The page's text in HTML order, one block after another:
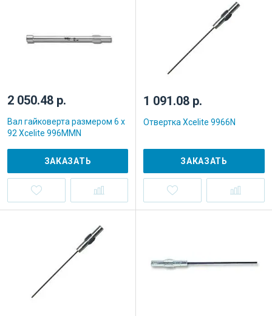
2 050.48 р.
Вал гайковерта размером 6 x
92 Xcelite 996MMN
ЗАКАЗАТЬ
1 091.08 р.
Отвертка Xcelite 9966N
ЗАКАЗАТЬ